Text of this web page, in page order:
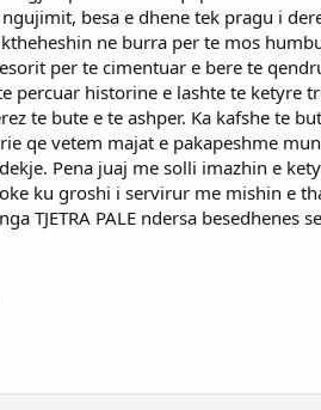
besa e dhene tek pragu i
ne burra per te mos
per te cimentuar e bere te
percuar historine e lashte te ketyre
te bute e te ashper. Ka kafshe te
qe vetem majat e pakapeshme
Pena juaj me solli imazhin e
ku groshi i servirur me mishin e
TJETRA PALE ndersa besedhenes